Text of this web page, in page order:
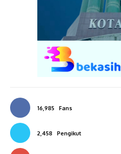
16,985 Fans
2,458 Pengikut